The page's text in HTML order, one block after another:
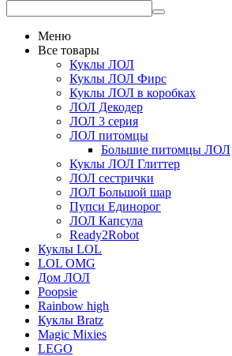
Меню
Все товары
Куклы ЛОЛ
Куклы ЛОЛ Фирс
Куклы ЛОЛ в коробках
ЛОЛ Декодер
ЛОЛ 3 серия
ЛОЛ питомцы
Большие питомцы ЛОЛ
Куклы ЛОЛ Глиттер
ЛОЛ сестрички
ЛОЛ Большой шар
Пупси Единорог
ЛОЛ Капсула
Ready2Robot
Куклы LOL
LOL OMG
Дом ЛОЛ
Poopsie
Rainbow high
Куклы Bratz
Magic Mixies
LEGO